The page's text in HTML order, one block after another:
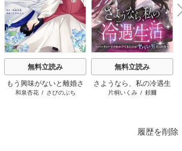
無料立読み
もう興味がないと離婚さ
れた令嬢の意外と楽しい
和泉杏花/ さびのぶち
無料立読み
さようなら、私の冷遇生
活 ～パーティーで声をか
片桐いくみ/ 頼爾
N
e
x
t
履歴を削除